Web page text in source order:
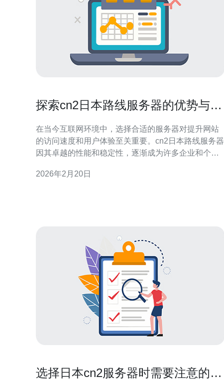
探索cn2日本路线服务器的优势与特
在当今互联网环境中，选择合适的服务器对提升网站
的访问速度和用户体验至关重要。cn2日本路线服务器
因其卓越的性能和稳定性，逐渐成为许多企业和个人
个优势与特点，帮助读者更好地理解这一技术的价
2026年2月20日
选择日本cn2服务器时需要注意的事